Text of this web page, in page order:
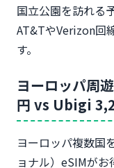
国立公園を訪れる
AT&TやVerizon回
す。
ヨーロッパ周
円 vs Ubigi
ヨーロッパ複数国
ョナル）eSIMが